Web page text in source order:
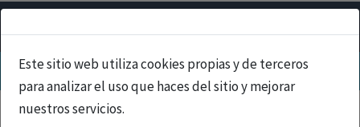
Este sitio web utiliza cookies propias y de terceros
para analizar el uso que haces del sitio y mejorar
nuestros servicios.